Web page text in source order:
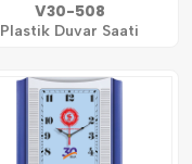
V30-508
Plastik Duvar Saati